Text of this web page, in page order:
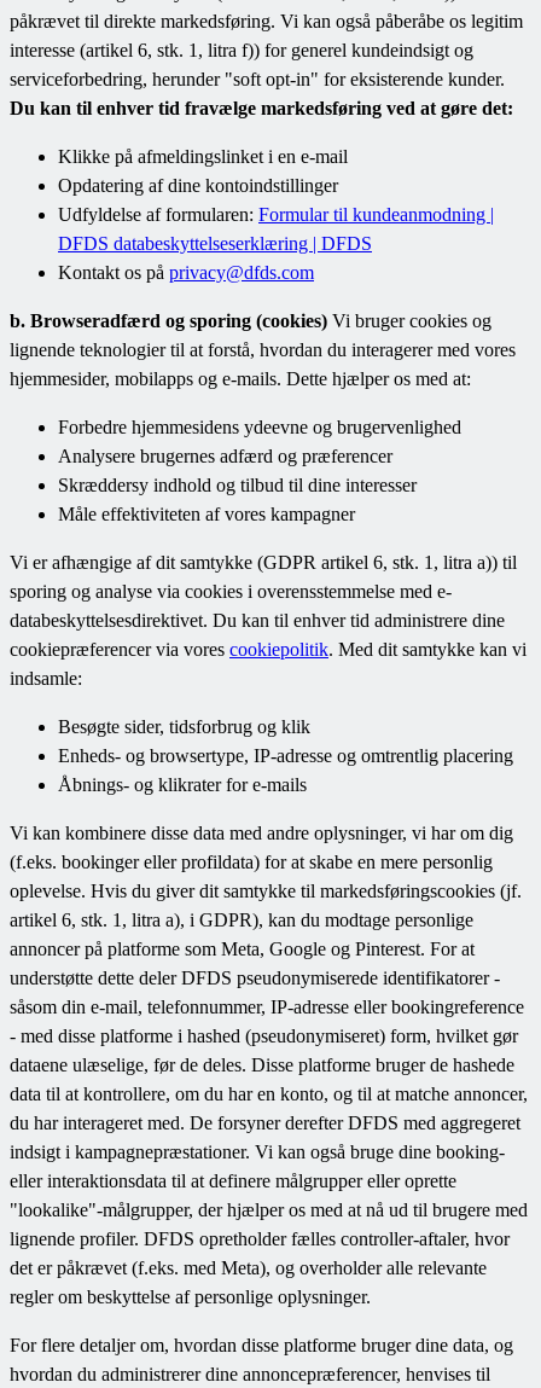
påkrævet til direkte markedsføring. Vi kan også påberåbe os legitim
interesse (artikel 6, stk. 1, litra f)) for generel kundeindsigt og
serviceforbedring, herunder "soft opt-in" for eksisterende kunder.
Du kan til enhver tid fravælge markedsføring ved at gøre det:
Klikke på afmeldingslinket i en e-mail
Opdatering af dine kontoindstillinger
Udfyldelse af formularen: Formular til kundeanmodning |
DFDS databeskyttelseserklæring | DFDS
Kontakt os på privacy@dfds.com
b. Browseradfærd og sporing (cookies) Vi bruger cookies og
lignende teknologier til at forstå, hvordan du interagerer med vores
hjemmesider, mobilapps og e-mails. Dette hjælper os med at:
Forbedre hjemmesidens ydeevne og brugervenlighed
Analysere brugernes adfærd og præferencer
Skræddersy indhold og tilbud til dine interesser
Måle effektiviteten af vores kampagner
Vi er afhængige af dit samtykke (GDPR artikel 6, stk. 1, litra a)) til
sporing og analyse via cookies i overensstemmelse med e-
databeskyttelsesdirektivet. Du kan til enhver tid administrere dine
cookiepræferencer via vores cookiepolitik. Med dit samtykke kan vi
indsamle:
Besøgte sider, tidsforbrug og klik
Enheds- og browsertype, IP-adresse og omtrentlig placering
Åbnings- og klikrater for e-mails
Vi kan kombinere disse data med andre oplysninger, vi har om dig
(f.eks. bookinger eller profildata) for at skabe en mere personlig
oplevelse. Hvis du giver dit samtykke til markedsføringscookies (jf.
artikel 6, stk. 1, litra a), i GDPR), kan du modtage personlige
annoncer på platforme som Meta, Google og Pinterest. For at
understøtte dette deler DFDS pseudonymiserede identifikatorer -
såsom din e-mail, telefonnummer, IP-adresse eller bookingreference
- med disse platforme i hashed (pseudonymiseret) form, hvilket gør
dataene ulæselige, før de deles. Disse platforme bruger de hashede
data til at kontrollere, om du har en konto, og til at matche annoncer,
du har interageret med. De forsyner derefter DFDS med aggregeret
indsigt i kampagnepræstationer. Vi kan også bruge dine booking-
eller interaktionsdata til at definere målgrupper eller oprette
"lookalike"-målgrupper, der hjælper os med at nå ud til brugere med
lignende profiler. DFDS opretholder fælles controller-aftaler, hvor
det er påkrævet (f.eks. med Meta), og overholder alle relevante
regler om beskyttelse af personlige oplysninger.
For flere detaljer om, hvordan disse platforme bruger dine data, og
hvordan du administrerer dine annoncepræferencer, henvises til